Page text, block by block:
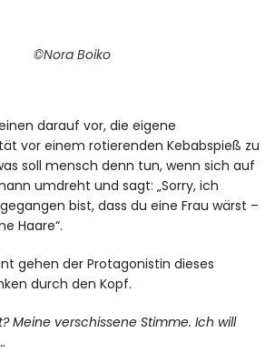
©Nora Boiko
darauf vor, die eigene
vor einem rotierenden Kebabspieß zu
soll mensch denn tun, wenn sich auf
umdreht und sagt: „Sorry, ich
bist, dass du eine Frau wärst –
Haare“.
gehen der Protagonistin dieses
durch den Kopf.
Meine verschissene Stimme. Ich will